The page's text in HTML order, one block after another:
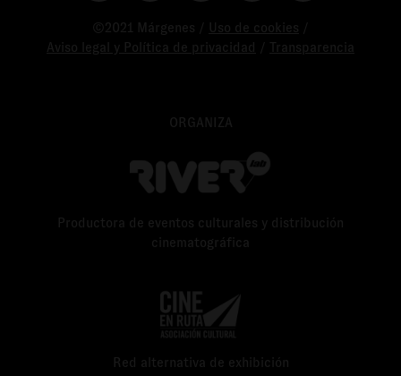
©2021 Márgenes / Uso de cookies
Aviso legal y Política de privacidad
Transparencia
ORGANIZA
Productora de eventos culturales y distribución
cinematográfica
Red alternativa de exhibición